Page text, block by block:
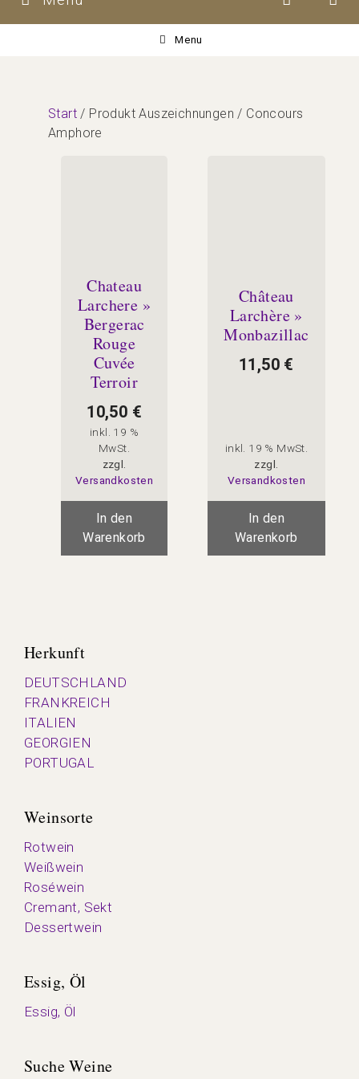
Menu
Start / Produkt Auszeichnungen / Concours
Amphore
Chateau
Larchere »
Bergerac
Rouge
Cuvée
Terroir
10,50 €
inkl. 19 %
MwSt.
zzgl.
Versandkosten
In den
Warenkorb
Château
Larchère »
Monbazillac
11,50 €
inkl. 19 % MwSt.
zzgl.
Versandkosten
In den
Warenkorb
Herkunft
DEUTSCHLAND
FRANKREICH
ITALIEN
GEORGIEN
PORTUGAL
Weinsorte
Rotwein
Weißwein
Roséwein
Cremant, Sekt
Dessertwein
Essig, Öl
Essig, Öl
Suche Weine